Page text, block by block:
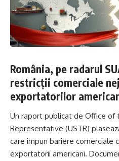
România, pe radarul
restricții comerciale
exportatorilor
Un raport publicat de Office of
Representative (USTR)
care impun bariere comerciale
exportatorii americani.